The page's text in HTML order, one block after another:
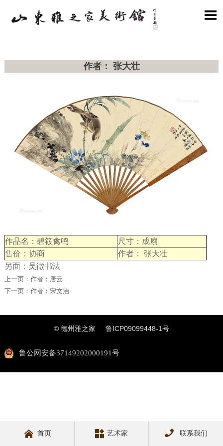

作者： 张大壮
作品名：碧筱禽鸣
尺寸：成扇
售价：协商
作者： 张大壮
另面：吴徴书法
上一页： 作者：唐云
下一页： 作者：宋文治
© 德州雅之家 鲁ICP09099448-1号
鲁公网安备37149202000191号
 首页  艺术家  联系我们